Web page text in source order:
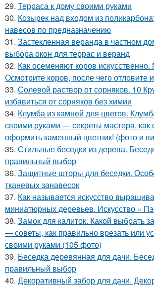
29. Терраса к дому своими руками
30. Козырек над входом из
навесов по предназначению
31. Застекленная веранда в частном
выбора окон для террас и веранд
32. Как осеменяют коров искусственно.
Осмотрите коров, после чего отловите
33. Солевой раствор от сорняков. 10
избавиться от сорняков без химии
34. Клумба из камней для цветов.
своими руками — секреты мастера, как
оформить каменный цветник! (фото и
35. Стильные беседки из дерева.
правильный выбор
36. Защитные шторы для беседки.
тканевых занавесок
37. Как называется искусство
миниатюрных деревьев. Искусство «
38. Замок для калиток. Какой выбрать
— советы, как правильно врезать или
своими руками (105 фото)
39. Беседка деревянная для дачи.
правильный выбор
40. Декоративный забор для дачи.